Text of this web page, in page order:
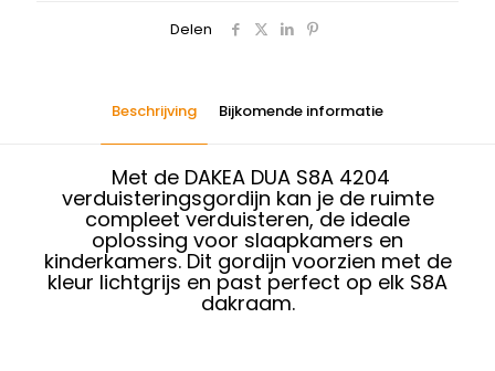
Delen
Beschrijving Bijkomende informatie
Met de DAKEA DUA S8A 4204
verduisteringsgordijn kan je de ruimte
compleet verduisteren, de ideale
oplossing voor slaapkamers en
kinderkamers. Dit gordijn voorzien met de
kleur lichtgrijs en past perfect op elk S8A
dakraam.